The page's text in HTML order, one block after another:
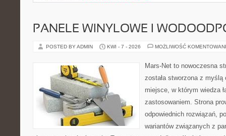
PANELE WINYLOWE I
POSTED BY ADMIN KWI - 7 - 2026 MOŻLIWOŚĆ
Mars-Net to nowoczesna
została stworzona z myślą
miejsce, w którym wiedza
zastosowaniem. Strona
odpowiednich rozwiązań,
wariantów związanych z